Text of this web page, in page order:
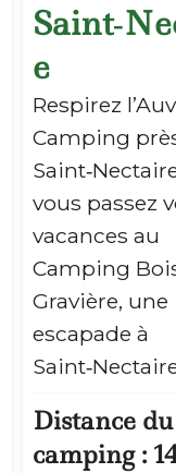
e
Respirez
Camping
vous passez
vacances au
Camping
Gravière, une
escapade à
Distance du
camping :